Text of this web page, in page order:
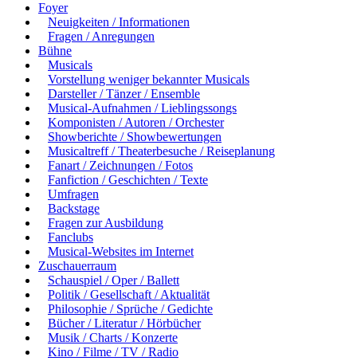
Foyer
Neuigkeiten / Informationen
Fragen / Anregungen
Bühne
Musicals
Vorstellung weniger bekannter Musicals
Darsteller / Tänzer / Ensemble
Musical-Aufnahmen / Lieblingssongs
Komponisten / Autoren / Orchester
Showberichte / Showbewertungen
Musicaltreff / Theaterbesuche / Reiseplanung
Fanart / Zeichnungen / Fotos
Fanfiction / Geschichten / Texte
Umfragen
Backstage
Fragen zur Ausbildung
Fanclubs
Musical-Websites im Internet
Zuschauerraum
Schauspiel / Oper / Ballett
Politik / Gesellschaft / Aktualität
Philosophie / Sprüche / Gedichte
Bücher / Literatur / Hörbücher
Musik / Charts / Konzerte
Kino / Filme / TV / Radio